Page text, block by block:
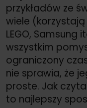
przykładów ze
wiele
LEGO, Samsung
wszystkim
ograniczony
nie sprawia, że
proste. Jak
to najlepszy